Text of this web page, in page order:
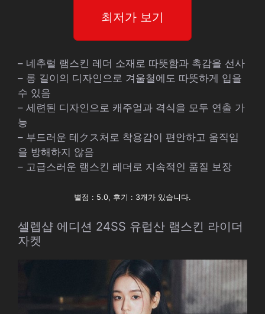
최저가 보기
– 네추럴 램스킨 레더 소재로 따뜻함과 촉감을 선사
– 롱 길이의 디자인으로 겨울철에도 따뜻하게 입을
수 있음
– 세련된 디자인으로 캐주얼과 격식을 모두 연출 가
능
– 부드러운 테クス처로 착용감이 편안하고 움직임
을 방해하지 않음
– 고급스러운 램스킨 레더로 지속적인 품질 보장
별점 : 5.0, 후기 : 3개가 있습니다.
셀렙샵 에디션 24SS 유럽산 램스킨 라이더
자켓